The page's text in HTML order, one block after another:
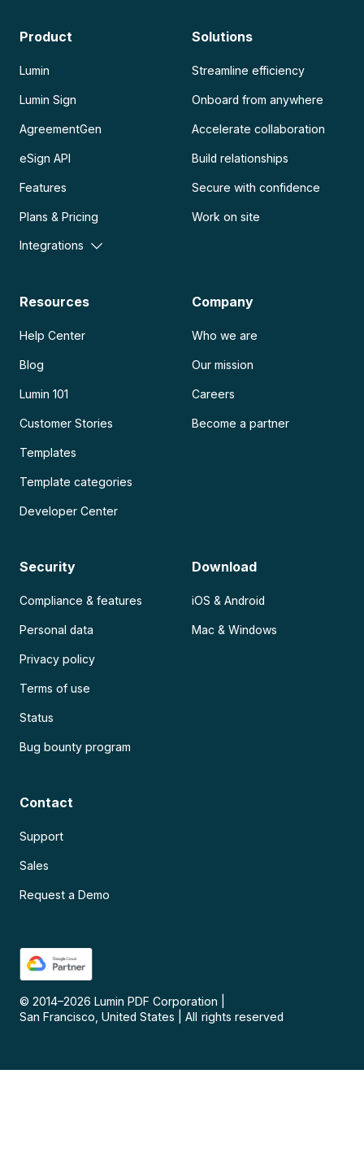
Product
Lumin
Lumin Sign
AgreementGen
eSign API
Features
Plans & Pricing
Integrations
Solutions
Streamline efficiency
Onboard from anywhere
Accelerate collaboration
Build relationships
Secure with confidence
Work on site
Resources
Help Center
Blog
Lumin 101
Customer Stories
Templates
Template categories
Developer Center
Company
Who we are
Our mission
Careers
Become a partner
Security
Compliance & features
Personal data
Privacy policy
Terms of use
Status
Bug bounty program
Download
iOS & Android
Mac & Windows
Contact
Support
Sales
Request a Demo
© 2014–2026 Lumin PDF Corporation
San Francisco, United States
All rights reserved